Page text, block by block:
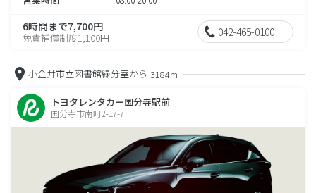
6時間まで7,700円
免責補償制度1,100円 042-465-0100
小金井市立図書館緑分室から 3184m
トヨタレンタカー国分寺駅前
国分寺市南町2-17-7